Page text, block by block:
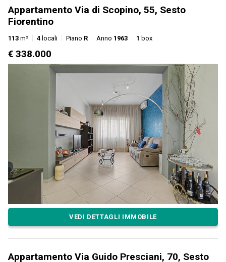
Appartamento Via di Scopino, 55, Sesto
Fiorentino
113 m² 4 locali Piano R Anno 1963 1 box
€ 338.000
VEDI DETTAGLI IMMOBILE
Appartamento Via Guido Presciani, 70, Sesto